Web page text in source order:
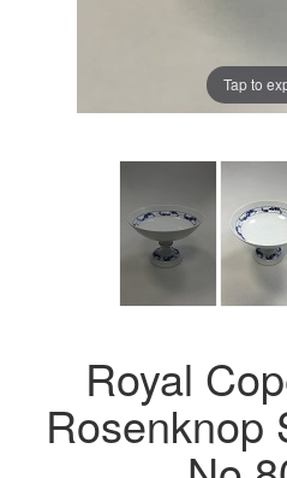
Tap to
Royal
Rosenknop